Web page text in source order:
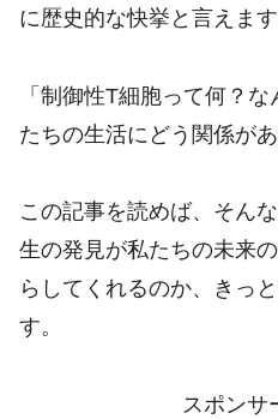
に歴史的な快挙と言えます
「制御性T細胞って何？
たちの生活にどう関係があ
この記事を読めば、そん
生の発見が私たちの未来
らしてくれるのか、きっ
す。
スポンサ